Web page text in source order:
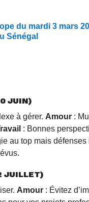
du mardi 3 mars
Sénégal
JUIN)
à gérer. Amour :
: Bonnes
au top mais
JUILLET)
Amour : Évitez